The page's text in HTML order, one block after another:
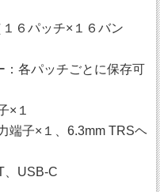
６パッチ×１６バン
各パッチごとに保存可
×１
端子×１、6.3mm TRSヘ
、USB-C